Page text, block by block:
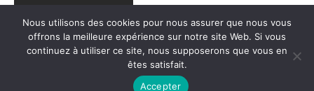
Copyright © 2026 Vudailleurs.com | Réalisé par
d'actualités X
Nous utilisons des cookies pour nous assurer que nous vous
offrons la meilleure expérience sur notre site Web. Si vous
continuez à utiliser ce site, nous supposerons que vous en
êtes satisfait.
Accepter